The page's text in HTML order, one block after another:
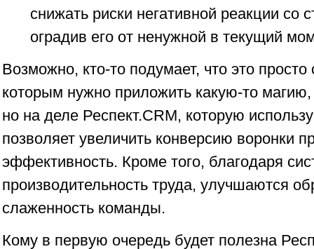
снижать риски негативной реакции со
оградив его от ненужной в текущий
Возможно, кто-то подумает, что это
которым нужно приложить какую-то
но на деле Респект.CRM, которую
позволяет увеличить конверсию воронки
эффективность. Кроме того, благодаря
производительность труда, улучшаются
слаженность команды.
Кому в первую очередь будет полезна